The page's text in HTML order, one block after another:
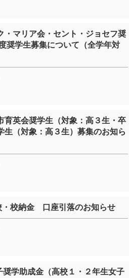
・マリア会・セント・ジョセフ奨
奨学生募集について（全学年対
育英会奨学生（対象：高３生・卒
生（対象：高３生）募集のお知ら
校納金 口座引落のお知らせ
学助成金（高校１・２年生女子